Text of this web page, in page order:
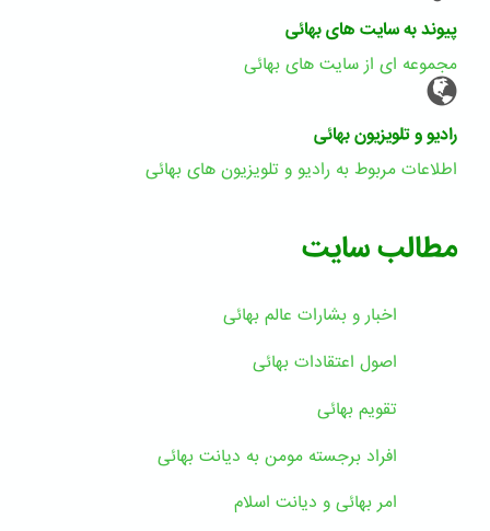
پیوند به سایت های بهائی
مجموعه ای از سایت های بهائی
رادیو و تلویزیون بهائی
اطلاعات مربوط به رادیو و تلویزیون های بهائی
مطالب سایت
اخبار و بشارات عالم بهائى
اصول اعتقادات بهائی
تقویم بهائی
افراد برجسته مومن به دیانت بهائی
امر بهائی و دیانت اسلام